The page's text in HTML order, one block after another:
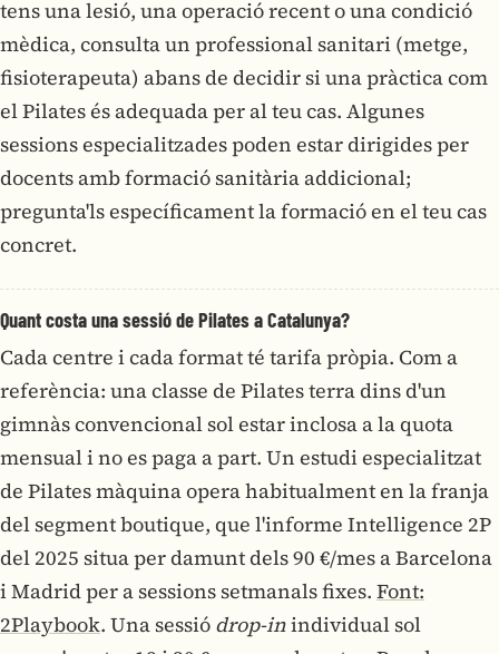
tens una lesió, una operació recent o una condició
mèdica, consulta un professional sanitari (metge,
fisioterapeuta) abans de decidir si una pràctica com
el Pilates és adequada per al teu cas. Algunes
sessions especialitzades poden estar dirigides per
docents amb formació sanitària addicional;
pregunta'ls específicament la formació en el teu cas
concret.
Quant costa una sessió de Pilates a Catalunya?
Cada centre i cada format té tarifa pròpia. Com a
referència: una classe de Pilates terra dins d'un
gimnàs convencional sol estar inclosa a la quota
mensual i no es paga a part. Un estudi especialitzat
de Pilates màquina opera habitualment en la franja
del segment boutique, que l'informe Intelligence 2P
del 2025 situa per damunt dels 90 €/mes a Barcelona
i Madrid per a sessions setmanals fixes. Font:
2Playbook. Una sessió drop-inindividual sol